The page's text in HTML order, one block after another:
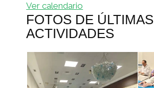
Ver calendario
FOTOS DE ÚLTIMAS
ACTIVIDADES